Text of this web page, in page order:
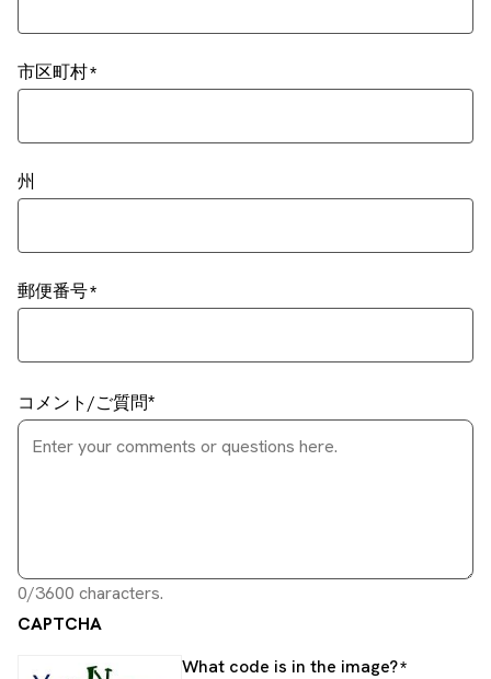
市区町村
州
郵便番号
コメント/ご質問
0/3600 characters.
CAPTCHA
What code is in the image?